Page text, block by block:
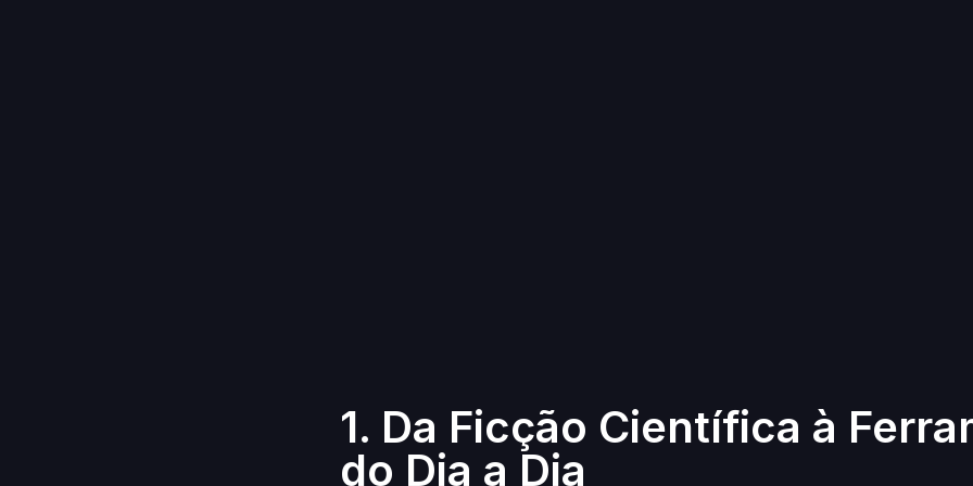
1. Da Ficção Científica à
do Dia a Dia